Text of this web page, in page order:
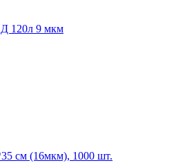
120л 9 мкм
см (16мкм), 1000 шт.